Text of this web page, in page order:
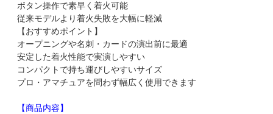
ボタン操作で素早く着火可能
従来モデルより着火失敗を大幅に軽減
【おすすめポイント】
オープニングや名刺・カードの演出前に最適
安定した着火性能で実演しやすい
コンパクトで持ち運びしやすいサイズ
プロ・アマチュアを問わず幅広く使用できます
【商品内容】